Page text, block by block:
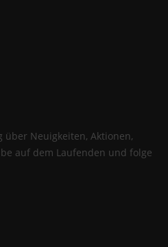
Neuigkeiten, Aktionen,
auf dem Laufenden und folge